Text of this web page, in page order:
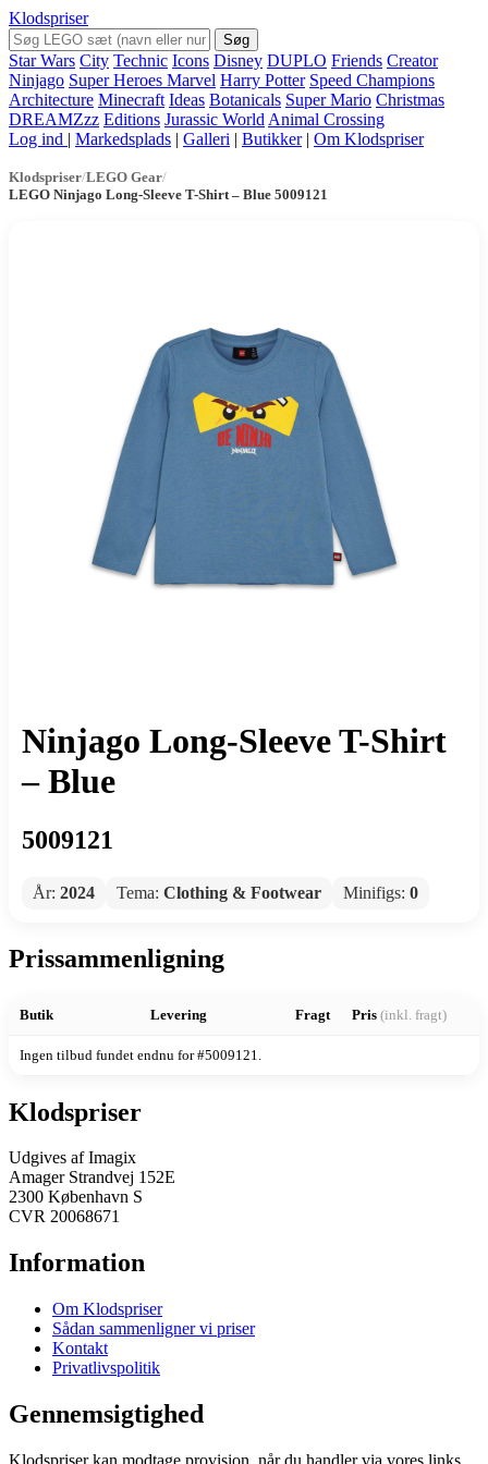
Klodspriser
Søg
Star Wars City Technic Icons Disney DUPLO Friends Creator
Ninjago Super Heroes Marvel Harry Potter Speed Champions
Architecture Minecraft Ideas Botanicals Super Mario Christmas
DREAMZzz Editions Jurassic World Animal Crossing
Log ind | Markedsplads | Galleri | Butikker | Om Klodspriser
Klodspriser/LEGO Gear/
LEGO Ninjago Long-Sleeve T-Shirt – Blue 5009121
Ninjago Long-Sleeve T-Shirt
– Blue
5009121
År: 2024 Tema: Clothing & Footwear Minifigs: 0
Prissammenligning
Butik Levering Fragt Pris (inkl. fragt)
Ingen tilbud fundet endnu for #5009121.
Klodspriser
Udgives af Imagix
Amager Strandvej 152E
2300 København S
CVR 20068671
Information
Om Klodspriser
Sådan sammenligner vi priser
Kontakt
Privatlivspolitik
Gennemsigtighed
Klodspriser kan modtage provision, når du handler via vores links.